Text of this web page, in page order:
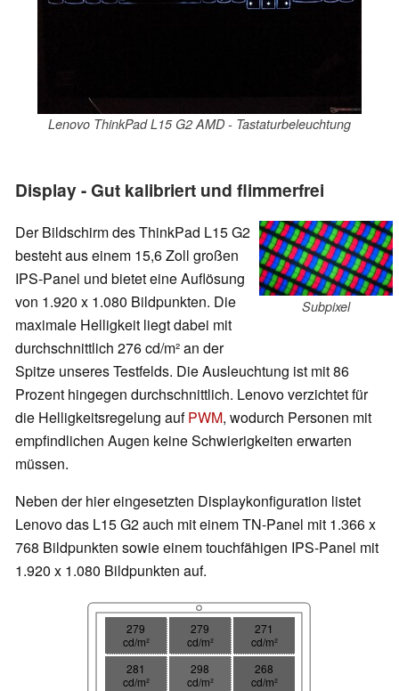
Lenovo ThinkPad L15 G2 AMD - Tastaturbeleuchtung
Display - Gut kalibriert und flimmerfrei
Subpixel
Der Bildschirm des ThinkPad L15 G2
besteht aus einem 15,6 Zoll großen
IPS-Panel und bietet eine Auflösung
von 1.920 x 1.080 Bildpunkten. Die
maximale Helligkeit liegt dabei mit
durchschnittlich 276 cd/m² an der
Spitze unseres Testfelds. Die Ausleuchtung ist mit 86
Prozent hingegen durchschnittlich. Lenovo verzichtet für
die Helligkeitsregelung aufPWM, wodurch Personen mit
empfindlichen Augen keine Schwierigkeiten erwarten
müssen.
Neben der hier eingesetzten Displaykonfiguration listet
Lenovo das L15 G2 auch mit einem TN-Panel mit 1.366 x
768 Bildpunkten sowie einem touchfähigen IPS-Panel mit
1.920 x 1.080 Bildpunkten auf.
279
cd/m²
279
cd/m²
271
cd/m²
281
cd/m²
298
cd/m²
268
cd/m²